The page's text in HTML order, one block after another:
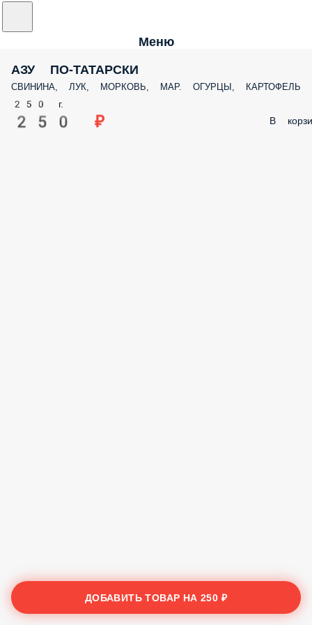
Меню
АЗУ ПО-ТАТАРСКИ
СВИНИНА, ЛУК, МОРКОВЬ, МАР. ОГУРЦЫ, КАРТОФЕЛЬ
250 г.
250 ₽ В
ДОБАВИТЬ ТОВАР НА250 ₽